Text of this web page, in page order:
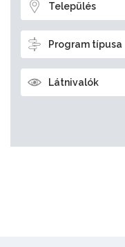
Település
Program típusa
Látnivalók